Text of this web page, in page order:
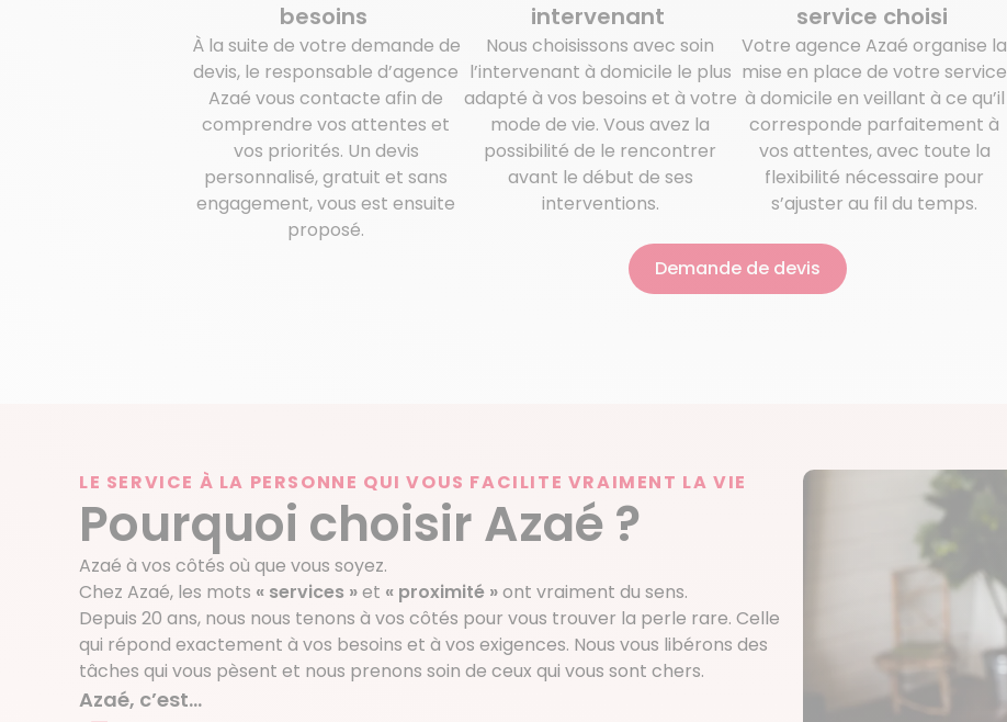
besoins
À la suite de votre demande de
devis, le responsable d’agence
Azaé vous contacte afin de
comprendre vos attentes et
vos priorités. Un devis
personnalisé, gratuit et sans
engagement, vous est ensuite
proposé.
intervenant
Nous choisissons avec soin
l’intervenant à domicile le plus
adapté à vos besoins et à votre
mode de vie. Vous avez la
possibilité de le rencontrer
avant le début de ses
interventions.
service choisi
Votre agence Azaé organise la
mise en place de votre service
à domicile en veillant à ce qu’il
corresponde parfaitement à
vos attentes, avec toute la
flexibilité nécessaire pour
s’ajuster au fil du temps.
Demande de devis
LE SERVICE À LA PERSONNE QUI VOUS FACILITE VRAIMENT LA VIE
Pourquoi choisir Azaé ?
Azaé à vos côtés où que vous soyez.
Chez Azaé, les mots « services »et « proximité »ont vraiment du sens.
Depuis 20 ans, nous nous tenons à vos côtés pour vous trouver la perle rare. Celle
qui répond exactement à vos besoins et à vos exigences. Nous vous libérons des
tâches qui vous pèsent et nous prenons soin de ceux qui vous sont chers.
Azaé, c’est…